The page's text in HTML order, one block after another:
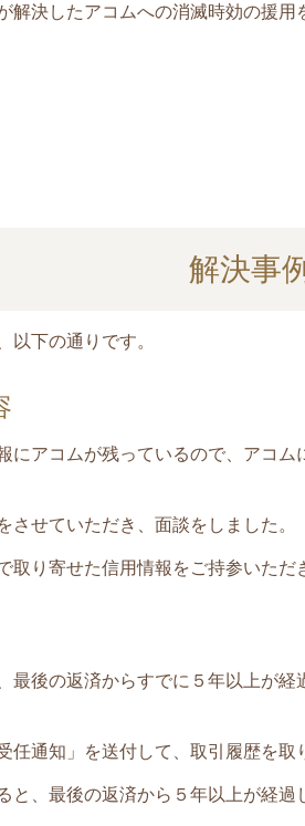
解決したアコムへの消滅時効の援用
解決事
以下の通りです。
にアコムが残っているので、アコ
させていただき、面談をしました。
取り寄せた信用情報をご持参いただ
最後の返済からすでに５年以上が経
任通知」を送付して、取引履歴を取
と、最後の返済から５年以上が経過